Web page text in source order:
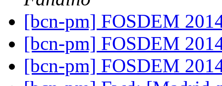
[bcn-pm] FOSDEM
[bcn-pm] FOSDEM
[bcn-pm] FOSDEM